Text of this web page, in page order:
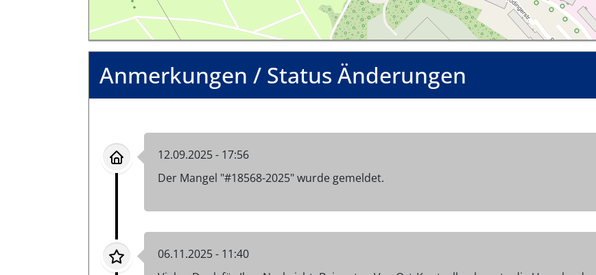
Anmerkungen / Status Änderungen
12.09.2025 - 17:56
Der Mangel "#18568-2025" wurde gemeldet.
06.11.2025 - 11:40